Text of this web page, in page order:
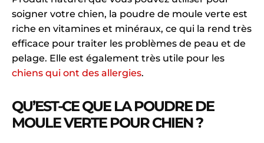
soigner votre chien, la poudre de moule verte est
riche en vitamines et minéraux, ce qui la rend très
efficace pour traiter les problèmes de peau et de
pelage. Elle est également très utile pour les
chiens qui ont des allergies.
QU’EST-CE QUE LA POUDRE DE
MOULE VERTE POUR CHIEN ?